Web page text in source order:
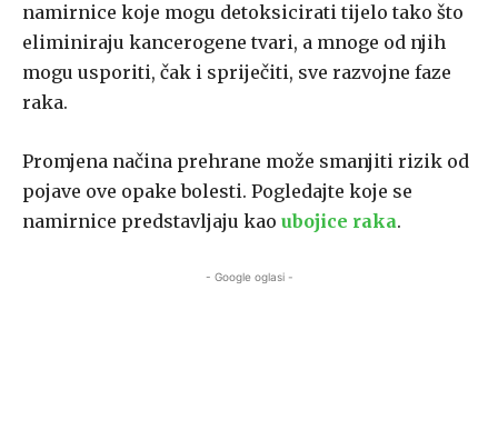
namirnice koje mogu detoksicirati tijelo tako što
eliminiraju kancerogene tvari, a mnoge od njih
mogu usporiti, čak i spriječiti, sve razvojne faze
raka.
Promjena načina prehrane može smanjiti rizik od
pojave ove opake bolesti. Pogledajte koje se
namirnice predstavljaju kao ubojice raka.
- Google oglasi -